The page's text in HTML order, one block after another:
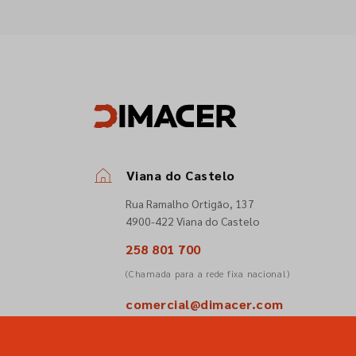
Viana do Castelo
Rua Ramalho Ortigão, 137
4900-422 Viana do Castelo
258 801 700
(Chamada para a rede fixa nacional)
comercial@dimacer.com